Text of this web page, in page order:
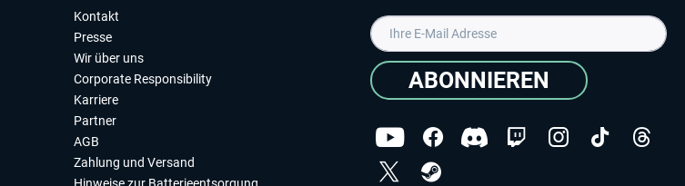
Kontakt
Presse
Wir über uns
Corporate Responsibility
Karriere
Partner
AGB
Zahlung und Versand
ABONNIEREN